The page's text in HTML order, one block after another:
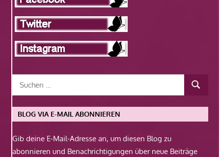
BLOG VIA E-MAIL ABONNIEREN
Gib deine E-Mail-Adresse an, um diesen Blog zu
abonnieren und Benachrichtigungen über neue Beiträge